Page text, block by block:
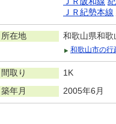
ＪＲ紀勢本線
所在地 和歌山県和歌
和歌山市の行
間取り 1K
築年月 2005年6月